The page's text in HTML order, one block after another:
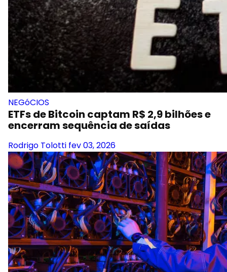
NEGóCIOS
ETFs de Bitcoin captam R$ 2,9 bilhões e
encerram sequência de saídas
Rodrigo Tolotti fev 03, 2026